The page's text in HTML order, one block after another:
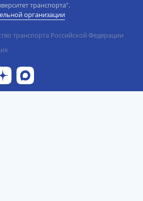
транспорта".
организации
транспорта Российской Федерации